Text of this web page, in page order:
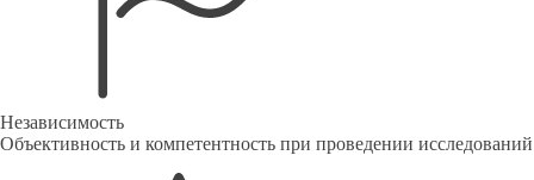
Независимость
Объективность и компетентность при проведении исследований